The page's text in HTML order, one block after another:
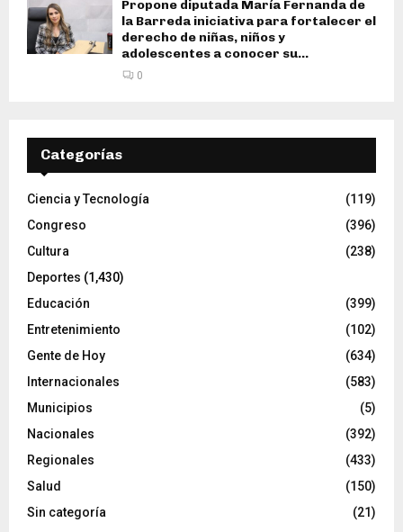
Propone diputada María Fernanda de
la Barreda iniciativa para fortalecer el
derecho de niñas, niños y
adolescentes a conocer su...
0
Categorías
Ciencia y Tecnología
(119)
Congreso
(396)
Cultura
(238)
Deportes (1,430)
Educación
(399)
Entretenimiento
(102)
Gente de Hoy
(634)
Internacionales
(583)
Municipios
(5)
Nacionales
(392)
Regionales
(433)
Salud
(150)
Sin categoría
(21)